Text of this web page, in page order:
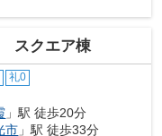
スクエア棟
礼0
」駅 徒歩20分
市 」駅 徒歩33分